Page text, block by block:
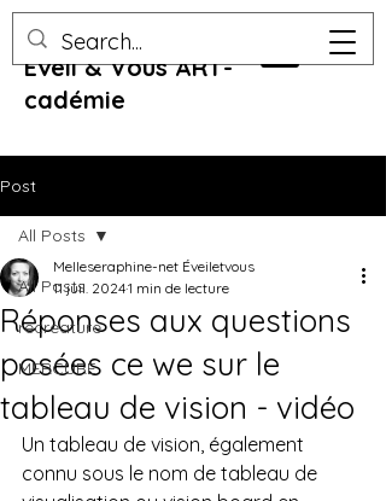
Eveil & Vous ART-
cadémie
Post
All Posts
recreature
MERCURE
All Posts
Réponses aux questions
posées ce we sur le
tableau de vision - vidéo
Melleseraphine-net Éveiletvous
11 juil. 20241 min de lecture
Un tableau de vision, également
connu sous le nom de tableau de